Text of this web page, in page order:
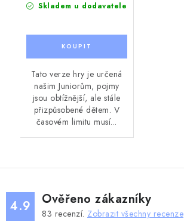
Skladem u dodavatele
Tato verze hry je určená
našim Juniorům, pojmy
jsou obtížnější, ale stále
přizpůsobené dětem. V
časovém limitu musí...
4.9 Ověřeno zákazníky
83 recenzí. Zobrazit všechny recenze